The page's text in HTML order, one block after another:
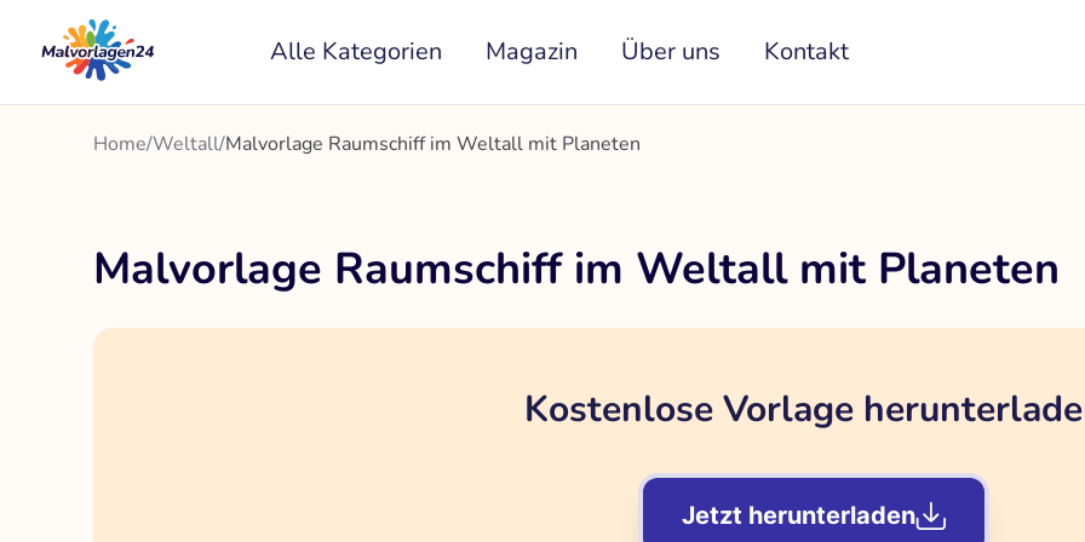
Inhalt
springen
Alle Kategorien Magazin Über uns Kontakt
Home/Weltall/Malvorlage Raumschiff im Weltall mit Planeten
Malvorlage Raumschiff im Weltall mit Planeten
Kostenlose Vorlage
Jetzt herunterladen